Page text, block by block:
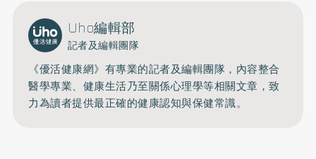
Uho編輯部
記者及編輯團隊
《優活健康網》有專業的記者及編輯團隊，內容整合
醫學專業、健康生活乃至關係心理學等相關文章，致
力為讀者提供最正確的健康認知與保健常識。